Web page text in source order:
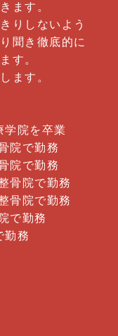
ます。
りしないよう
聞き徹底的に
す。
ます。
院を卒業
院で勤務
院で勤務
骨院で勤務
骨院で勤務
で勤務
勤務